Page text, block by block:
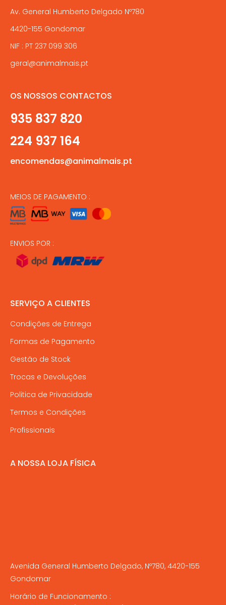
Av. General Humberto Delgado Nº780
4420-155 Gondomar
NIF : PT 237 099 306
geral@animalmais.pt
OS NOSSOS CONTACTOS
935 837 820
224 937 164
encomendas@animalmais.pt
MEIOS DE PAGAMENTO :
ENVIOS POR :
SERVIÇO A CLIENTES
Condições de Entrega
Formas de Pagamento
Gestão de Stock
Trocas e Devoluções
Politica de Privacidade
Termos e Condições
Profissionais
A NOSSA LOJA FÍSICA
Avenida General Humberto Delgado, Nº780, 4420-155
Gondomar
Horário de Funcionamento :